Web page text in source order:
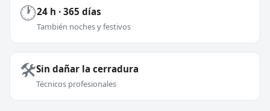
🕐24 h · 365 días
También noches y festivos
🛠️Sin dañar la cerradura
Técnicos profesionales